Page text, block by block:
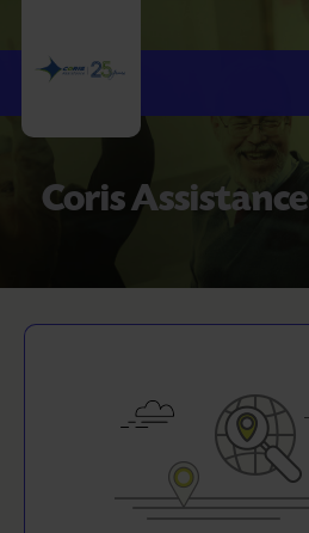
Servicii de asistenta
Coris Assistance